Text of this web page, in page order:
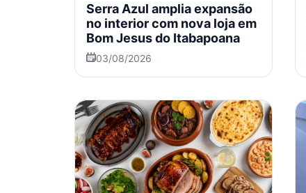
Serra Azul amplia expansão
no interior com nova loja em
Bom Jesus do Itabapoana
03/08/2026